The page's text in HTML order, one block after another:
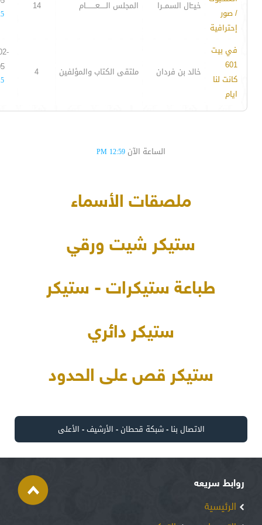
/ صور
إحترافية
خيــّال السمــرا المجلس الـــــعــــــــام 14
في بيت
601
كانت لنا
ايام
خالد بن فردان ملتقى الكتاب والمؤلفين 4
الساعة الآن 12:59 PM
ملصقات الأسماء
ستيكر شيت ورقي
طباعة ستيكرات - ستيكر
ستيكر دائري
ستيكر قص على الحدود
الاتصال بنا -شبكة قحطان- الأرشيف- الأعلى
روابط سريعه
الرئيسية